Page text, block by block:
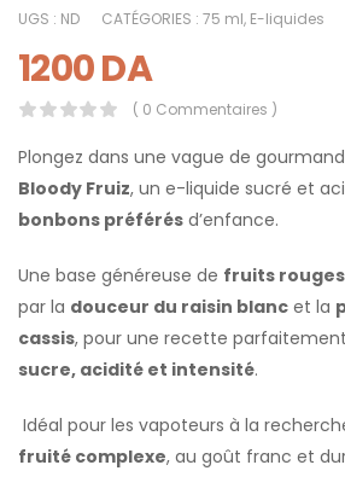
UGS : ND CATÉGORIES : 75 ml, E-liquides
1200DA
( 0 Commentaires )
Plongez dans une vague de
Bloody Fruiz, un e-liquide sucré et
bonbons préférés d’enfance.
Une base généreuse de fruits
par la douceur du raisin blanc et la
cassis, pour une recette
sucre, acidité et intensité.
Idéal pour les vapoteurs à la
fruité complexe, au goût franc et